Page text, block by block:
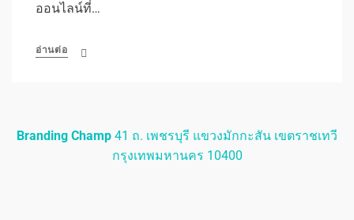
ออนไลน์ที่…
อ่านต่อ
Branding Champ 41 ถ. เพชรบุรี แขวงมักกะสัน เขตราชเทวี
กรุงเทพมหานคร 10400